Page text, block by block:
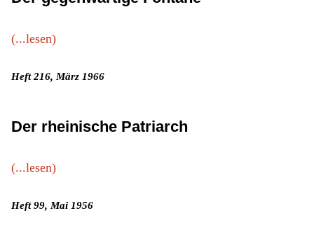
(...lesen)
Heft 216, März 1966
Der rheinische Patriarch
(...lesen)
Heft 99, Mai 1956